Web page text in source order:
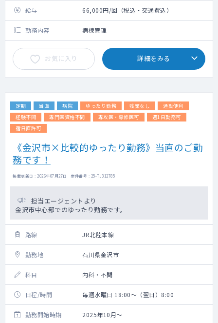
給与 66,000円/回（税込・交通費込）
勤務内容 病棟管理
お気に入り 詳細をみる
定期 当直 病院 ゆったり勤務 残業なし
通勤便利
経験不問
専門医資格不問 専攻医・専修医可
週1日勤務可
宿日直許可
《金沢市×比較的ゆったり勤務》当直のご勤
務です！
掲載更新日 : 2026年07月27日 案件番号 : 25-TJ312785
担当エージェントより
金沢市中心部でのゆったり勤務です。
路線 JR北陸本線
勤務地 石川県金沢市
科目 内科・不問
日程/時間 毎週水曜日 18:00～（翌日）8:00
勤務開始時期 2025年10月～